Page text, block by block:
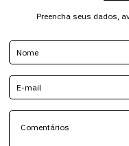
Preencha seus dados,